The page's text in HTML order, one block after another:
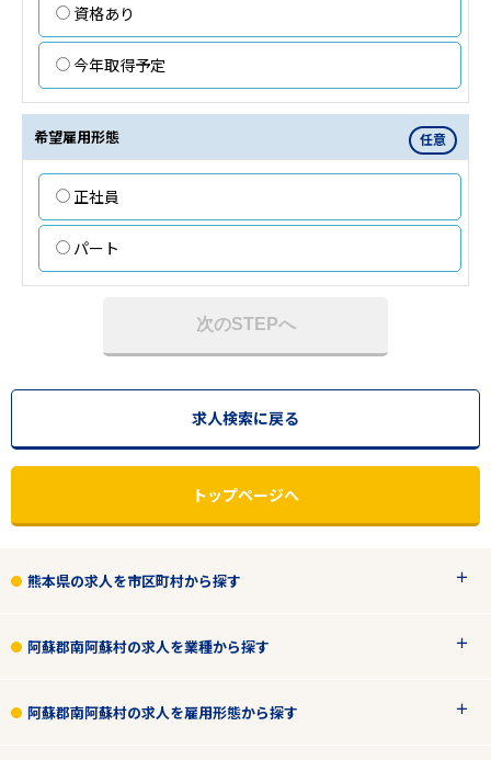
資格あり
今年取得予定
希望雇用形態 任意
正社員
パート
次のSTEPへ
求人検索に戻る
トップページへ
熊本県の求人を市区町村から探す
阿蘇郡南阿蘇村の求人を業種から探す
阿蘇郡南阿蘇村の求人を雇用形態から探す